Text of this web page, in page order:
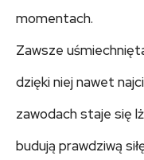
momentach.
Zawsze
dzięki niej nawet
zawodach staje się
budują prawdziwą